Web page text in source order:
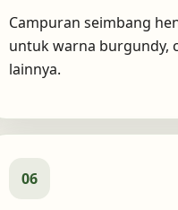
Campuran seimbang
untuk warna burgundy,
lainnya.
06